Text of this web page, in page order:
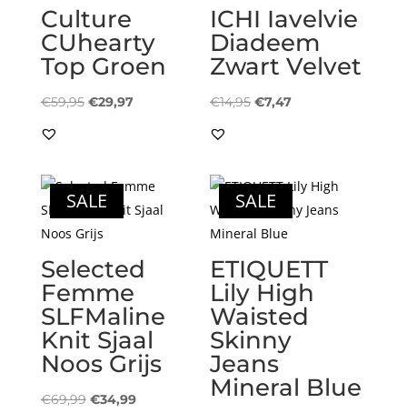
Culture
CUhearty
Top Groen
€59,95 Oorspronkelijke
€29,97Huidige
ICHI Iavelvie
Diadeem
Zwart Velvet
€14,95 Oorspronkelijke
€7,47Huidige
SALE
Selected
Femme
SLFMaline
Knit Sjaal
Noos Grijs
€69,99 Oorspronkelijke
€34,99Huidige
SALE
ETIQUETT
Lily High
Waisted
Skinny
Jeans
Mineral Blue